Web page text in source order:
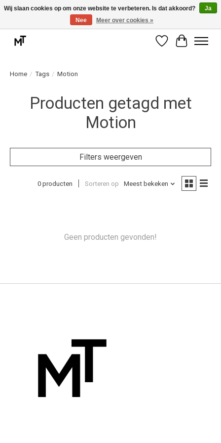
Deskundige installatie of montage nodig? Vraag ons naar de mogelijkheden.
Verlanglijst
Home / Tags / Motion
Producten getagd met
Motion
Filters weergeven
0 producten Sorteren op Meest bekeken
Geen producten gevonden!
Wij slaan cookies op om onze website te verbeteren. Is dat akkoord?
Ja
Nee
Meer over cookies »